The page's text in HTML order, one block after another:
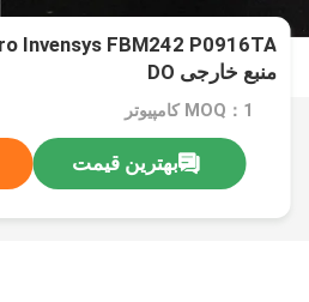
منبع خارجی DO
MOQ：1 کامپیوتر
بهترین قیمت